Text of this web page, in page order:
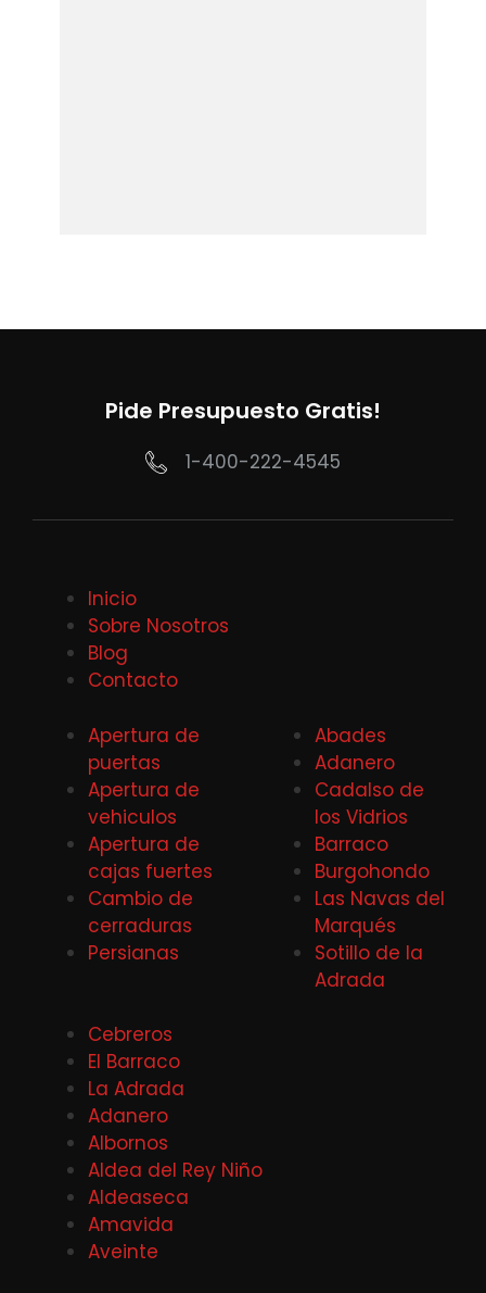
Pide Presupuesto Gratis!
1-400-222-4545
Inicio
Sobre Nosotros
Blog
Contacto
Apertura de
puertas
Apertura de
vehiculos
Apertura de
cajas fuertes
Cambio de
cerraduras
Persianas
Abades
Adanero
Cadalso de
los Vidrios
Barraco
Burgohondo
Las Navas del
Marqués
Sotillo de la
Adrada
Cebreros
El Barraco
La Adrada
Adanero
Albornos
Aldea del Rey Niño
Aldeaseca
Amavida
Aveinte